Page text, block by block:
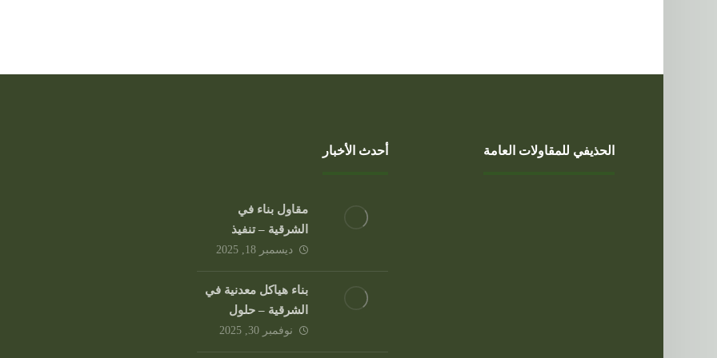
الحذيفي للمقاولات العامة أحدث الأخبار
مقاول بناء في
الشرقية – تنفيذ
مشاريع متكاملة من
شركة الحذيفي
ديسمبر 18, 2025
بناء هياكل معدنية في
الشرقية – حلول
متطورة من شركة
الحذيفي
نوفمبر 30, 2025